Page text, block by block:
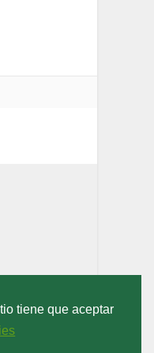
tiene que aceptar